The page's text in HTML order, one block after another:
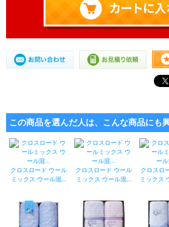
この商品を選んだ人は、こんな商品にも
クロスロード ウール
ミックス ウール混...
クロスロード ウール
ミックス ウール混...
クロスロ
ミックス